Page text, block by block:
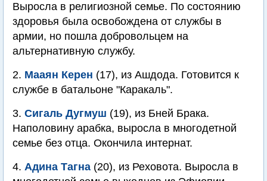
Выросла в религиозной семье. По состоянию
здоровья была освобождена от службы в
армии, но пошла добровольцем на
альтернативную службу.
2. Мааян Керен (17), из Ашдода. Готовится к
службе в батальоне "Каракаль".
3. Сигаль Дугмуш (19), из Бней Брака.
Наполовину арабка, выросла в многодетной
семье без отца. Окончила интернат.
4. Адина Тагна (20), из Реховота. Выросла в